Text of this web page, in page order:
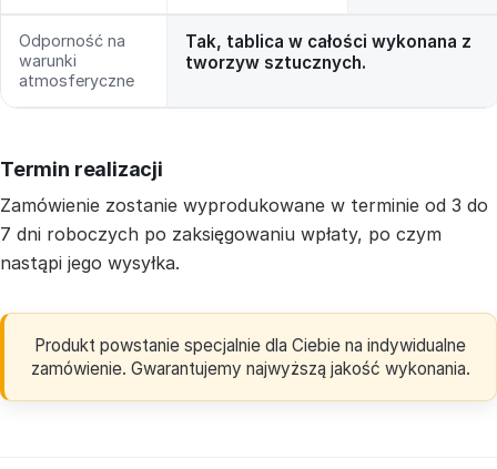
Odporność na
warunki
atmosferyczne
Tak, tablica w całości wykonana z
tworzyw sztucznych.
Termin realizacji
Zamówienie zostanie wyprodukowane w terminie od 3 do
7 dni roboczych po zaksięgowaniu wpłaty, po czym
nastąpi jego wysyłka.
Produkt powstanie specjalnie dla Ciebie na indywidualne
zamówienie. Gwarantujemy najwyższą jakość wykonania.